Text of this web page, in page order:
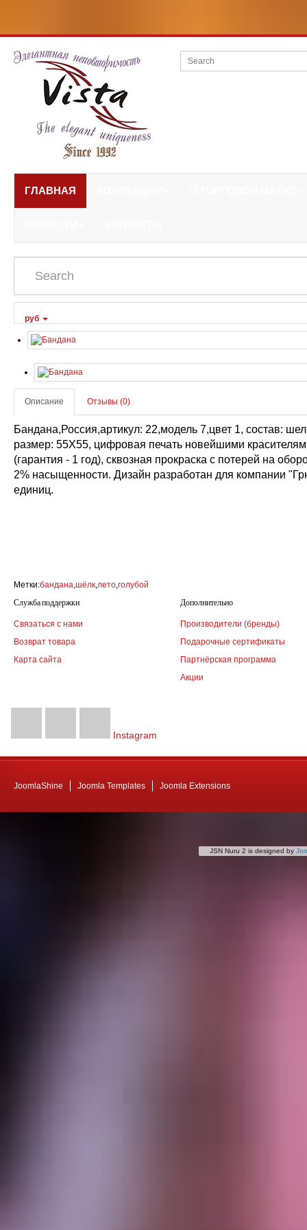
ГЛАВНАЯ
руб
Описание Отзывы (0)
Бандана,Россия,артикул: 22,модель 7,цвет 1, состав:
размер: 55Х55, цифровая печать новейшими
(гарантия - 1 год), сквозная прокраска с потерей на
2% насыщенности. Дизайн разработан для компании
единиц.
Метки:бандана,шёлк,лето,голубой
Служба поддержки
Связаться с нами
Возврат товара
Карта сайта
Дополнительно
Производители (бренды)
Подарочные сертификаты
Партнёрская программа
Акции
Instagram
JoomlaShine Joomla Templates Joomla Extensions
JSN Nuru 2 is designed by